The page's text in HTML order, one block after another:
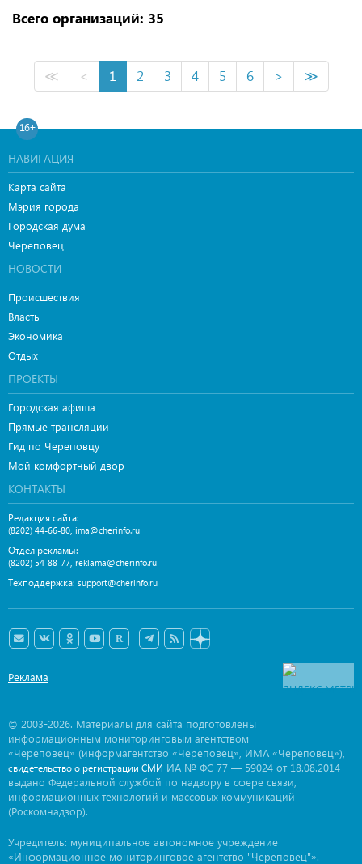
Всего организаций: 35
≪ < 1 2 3 4 5 6 > ≫
16+
НАВИГАЦИЯ
Карта сайта
Мэрия города
Городская дума
Череповец
НОВОСТИ
Происшествия
Власть
Экономика
Отдых
ПРОЕКТЫ
Городская афиша
Прямые трансляции
Гид по Череповцу
Мой комфортный двор
КОНТАКТЫ
Редакция сайта:
(8202) 44-66-80, ima@cherinfo.ru
Отдел рекламы:
(8202) 54-88-77, reklama@cherinfo.ru
Техподдержка: support@cherinfo.ru
Реклама
© 2003-2026. Материалы для сайта подготовлены
информационным мониторинговым агентством
«Череповец» (информагентство «Череповец», ИМА «Череповец»),
свидетельство о регистрации СМИ ИА № ФС 77 — 59024 от 18.08.2014
выдано Федеральной службой по надзору в сфере связи,
информационных технологий и массовых коммуникаций
(Роскомнадзор).
Учредитель: муниципальное автономное учреждение
«Информационное мониторинговое агентство "Череповец"».